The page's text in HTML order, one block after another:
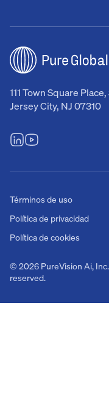
111 Town Square
Jersey City, NJ 07310
© 2026 PureVision Ai,
reserved.
Términos de uso
Política de privacidad
Política de cookies